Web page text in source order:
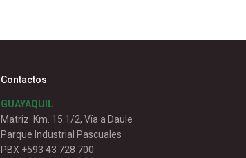
Contactos
GUAYAQUIL
Matriz: Km. 15.1/2, Vía a Daule
Parque Industrial Pascuales
PBX +593 43 728 700